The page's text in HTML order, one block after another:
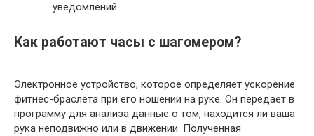
уведомлений.
Как работают часы с шагомером?
Электронное устройство, которое определяет ускорение
фитнес-браслета при его ношении на руке. Он передает в
программу для анализа данные о том, находится ли ваша
рука неподвижно или в движении. Полученная